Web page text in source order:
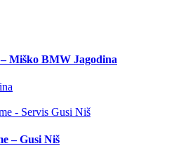
Miško BMW Jagodina
– Gusi Niš